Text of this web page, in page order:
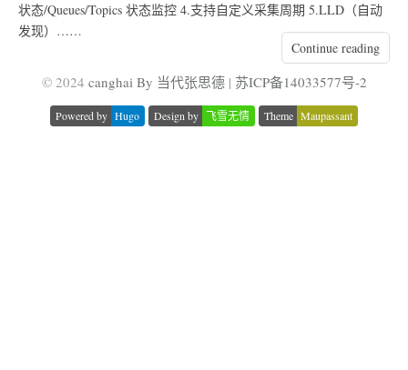
状态/Queues/Topics 状态监控 4.支持自定义采集周期 5.LLD（自动
发现）……
Continue reading
© 2024 canghai By 当代张思德| 苏ICP备14033577号-2
Powered by Hugo Design by 飞雪无情 Theme Maupassant